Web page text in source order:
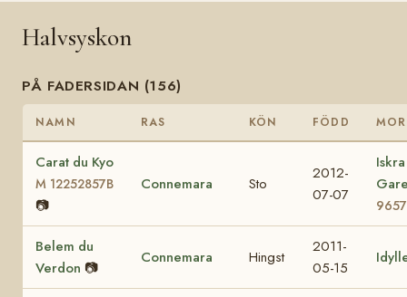
Halvsyskon
PÅ FADERSIDAN (156)
NAMN RAS KÖN FÖDD MOR
Carat du Kyo
M 12252857B
📷
Connemara Sto
2012-
07-07
Belem du
Verdon 📷
Connemara Hingst
2011-
05-15